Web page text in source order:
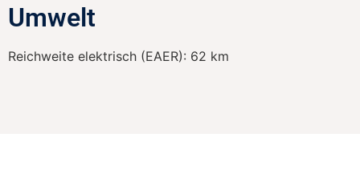
Umwelt
Reichweite elektrisch (EAER): 62 km